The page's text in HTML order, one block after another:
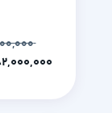
۸۵,۰۰۰,۰۰۰